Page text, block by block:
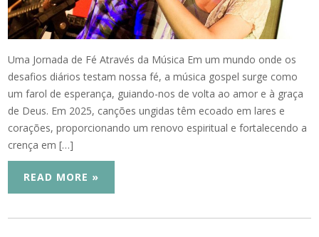
Uma Jornada de Fé Através da Música Em um mundo onde os
desafios diários testam nossa fé, a música gospel surge como
um farol de esperança, guiando-nos de volta ao amor e à graça
de Deus. Em 2025, canções ungidas têm ecoado em lares e
corações, proporcionando um renovo espiritual e fortalecendo a
crença em […]
READ MORE »